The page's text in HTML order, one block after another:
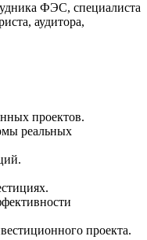
ФЭС, специалиста
аудитора,
проектов.
реальных
проекта.